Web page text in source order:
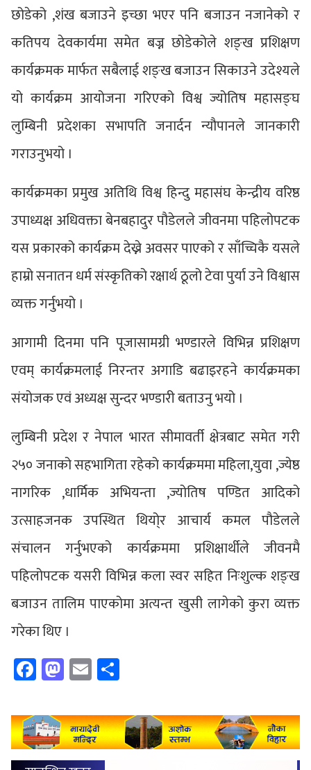
छोडेको ,शंख बजाउने इच्छा भएर पनि बजाउन नजानेको र
कतिपय देवकार्यमा समेत बज्न छोडेकोले शङ्ख प्रशिक्षण
कार्यक्रमक मार्फत सबैलाई शङ्ख बजाउन सिकाउने उदेश्यले
यो कार्यक्रम आयोजना गरिएको विश्व ज्योतिष महासङ्घ
लुम्बिनी प्रदेशका सभापति जनार्दन न्यौपानले जानकारी
गराउनुभयो ।
कार्यक्रमका प्रमुख अतिथि विश्व हिन्दु महासंघ केन्द्रीय वरिष्ठ
उपाध्यक्ष अधिवक्ता बेनबहादुर पौडेलले जीवनमा पहिलोपटक
यस प्रकारको कार्यक्रम देख्ने अवसर पाएको र साँच्चिकै यसले
हाम्रो सनातन धर्म संस्कृतिको रक्षार्थ ठूलो टेवा पुर्या उने विश्वास
व्यक्त गर्नुभयो ।
आगामी दिनमा पनि पूजासामग्री भण्डारले विभिन्न प्रशिक्षण
एवम् कार्यक्रमलाई निरन्तर अगाडि बढाइरहने कार्यक्रमका
संयोजक एवं अध्यक्ष सुन्दर भण्डारी बताउनु भयो ।
लुम्बिनी प्रदेश र नेपाल भारत सीमावर्ती क्षेत्रबाट समेत गरी
२५० जनाको सहभागिता रहेको कार्यक्रममा महिला,युवा ,ज्येष्ठ
नागरिक ,धार्मिक अभियन्ता ,ज्योतिष पण्डित आदिको
उत्साहजनक उपस्थित थियो्र आचार्य कमल पौडेलले
संचालन गर्नुभएको कार्यक्रममा प्रशिक्षार्थीले जीवनमै
पहिलोपटक यसरी विभिन्न कला स्वर सहित निःशुल्क शङ्ख
बजाउन तालिम पाएकोमा अत्यन्त खुसी लागेको कुरा व्यक्त
गरेका थिए ।
Facebook
Mastodon
Email